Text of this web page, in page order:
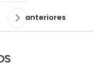
anteriores